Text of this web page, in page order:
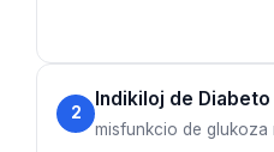
2
Indikiloj de
misfunkcio de glukoza
Беларуская мова
Frysk